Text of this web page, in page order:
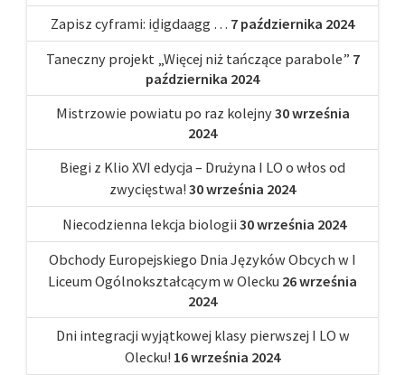
Zapisz cyframi: iḏigdaagg … 7 października 2024
Taneczny projekt „Więcej niż tańczące parabole” 7
października 2024
Mistrzowie powiatu po raz kolejny30 września
2024
Biegi z Klio XVI edycja – Drużyna I LO o włos od
zwycięstwa! 30 września 2024
Niecodzienna lekcja biologii 30 września 2024
Obchody Europejskiego Dnia Języków Obcych w I
Liceum Ogólnokształcącym w Olecku 26 września
2024
Dni integracji wyjątkowej klasy pierwszej I LO w
Olecku! 16 września 2024